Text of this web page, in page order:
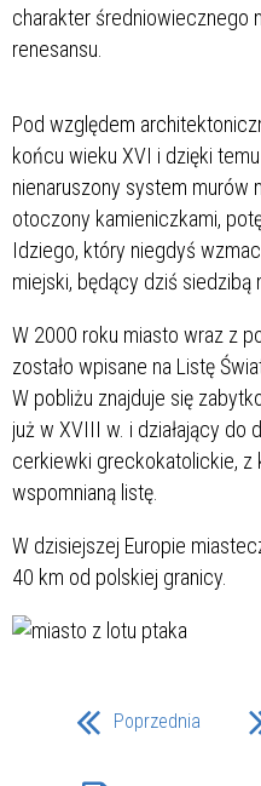
charakter średniowiecznego
renesansu.
Pod względem
końcu wieku XVI i dzięki
nienaruszony system murów
otoczony kamieniczkami,
Idziego, który niegdyś
miejski, będący dziś siedzibą
W 2000 roku miasto wraz z
zostało wpisane na Listę
W pobliżu znajduje się
już w XVIII w. i działający do
cerkiewki greckokatolickie, z
wspomnianą listę.
W dzisiejszej Europie
40 km od polskiej granicy.
Poprzednia